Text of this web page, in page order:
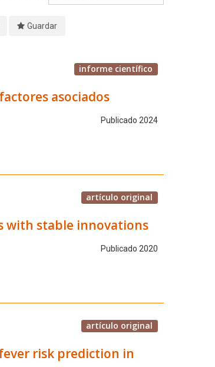
Guardar
informe científico
asociados
Publicado 2024
artículo original
with stable innovations
Publicado 2020
artículo original
risk prediction in